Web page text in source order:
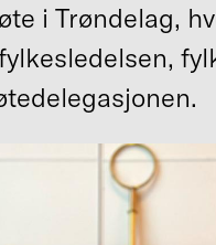
i Trøndelag,